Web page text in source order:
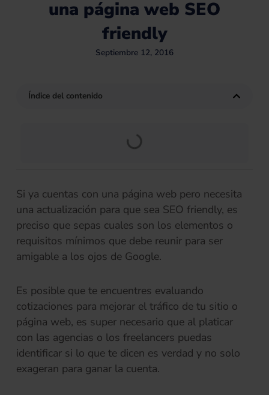
una página web SEO
friendly
Septiembre 12, 2016
Índice del contenido
Si ya cuentas con una página web pero necesita
una actualización para que sea SEO friendly, es
preciso que sepas cuales son los elementos o
requisitos mínimos que debe reunir para ser
amigable a los ojos de Google.
Es posible que te encuentres evaluando
cotizaciones para mejorar el tráfico de tu sitio o
página web, es super necesario que al platicar
con las agencias o los freelancers puedas
identificar si lo que te dicen es verdad y no solo
exageran para ganar la cuenta.